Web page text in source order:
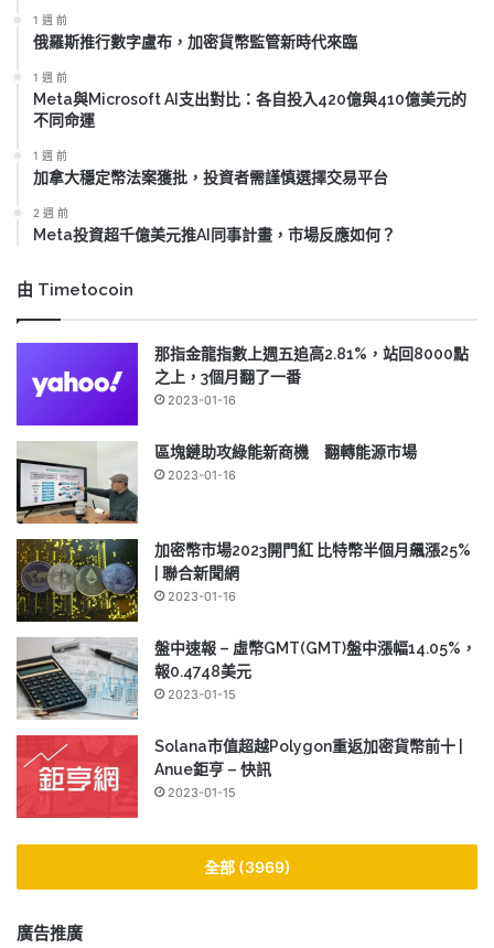
1 週 前
俄羅斯推行數字盧布，加密貨幣監管新時代來臨
1 週 前
Meta與Microsoft AI支出對比：各自投入420億與410億美元的
不同命運
1 週 前
加拿大穩定幣法案獲批，投資者需謹慎選擇交易平台
2 週 前
Meta投資超千億美元推AI同事計畫，市場反應如何？
由 Timetocoin
那指金龍指數上週五追高2.81%，站回8000點
之上，3個月翻了一番
2023-01-16
區塊鏈助攻綠能新商機 翻轉能源市場
2023-01-16
加密幣市場2023開門紅 比特幣半個月飆漲25%
| 聯合新聞網
2023-01-16
盤中速報 – 虛幣GMT(GMT)盤中漲幅14.05%，
報0.4748美元
2023-01-15
Solana市值超越Polygon重返加密貨幣前十 |
Anue鉅亨 – 快訊
2023-01-15
全部 (3969)
廣告推廣